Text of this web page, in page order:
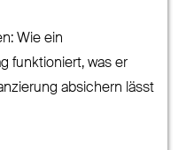
Wie ein
funktioniert, was er
absichern lässt